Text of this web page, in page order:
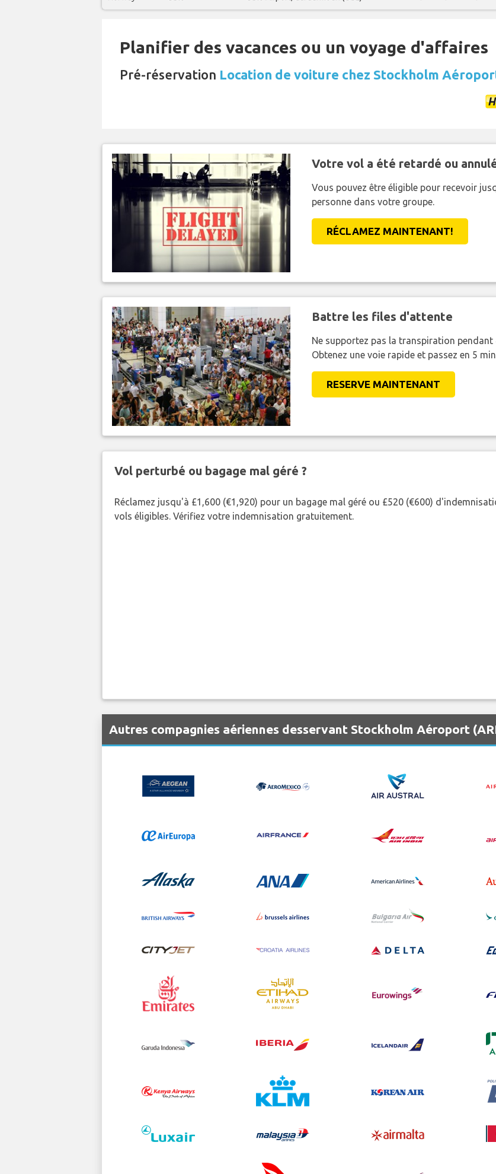
Planifier des vacances ou un voyage d'affaires
Pré-réservation Location de voiture chez Stockholm
Votre vol a été retardé ou
Vous pouvez être éligible pour recevoir
personne dans votre groupe.
RÉCLAMEZ MAINTENANT!
Battre les files d'attente
Ne supportez pas la transpiration
Obtenez une voie rapide et passez en 5
RESERVE MAINTENANT
Vol perturbé ou bagage mal géré ?
Réclamez jusqu'à £1,600 (€1,920) pour un bagage mal géré ou £520 (€600)
vols éligibles. Vérifiez votre indemnisation gratuitement.
Autres compagnies aériennes desservant Stockholm Aéroport